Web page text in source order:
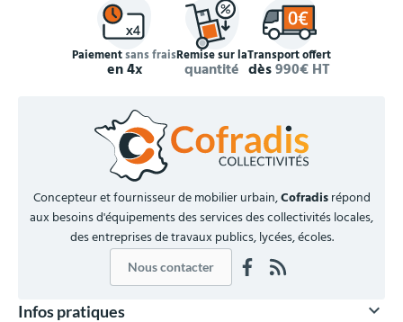
Paiementsans frais
en 4x
Remise sur la
quantité
Transport offert
dès990€ HT
Concepteur et fournisseur de mobilier urbain,Cofradisrépond
aux besoins d'équipements des services des collectivités locales,
des entreprises de travaux publics, lycées, écoles.
Nous contacter
Infos pratiques 